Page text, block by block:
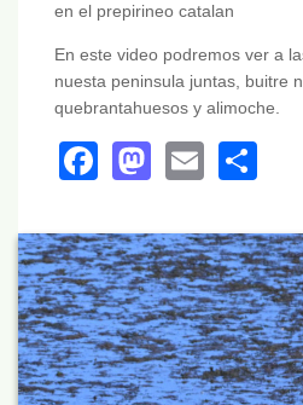
en el prepirineo catalan
En este video podremos ver a
nuesta peninsula juntas, buitre
quebrantahuesos y alimoche.
Facebook
Mastodon
Email